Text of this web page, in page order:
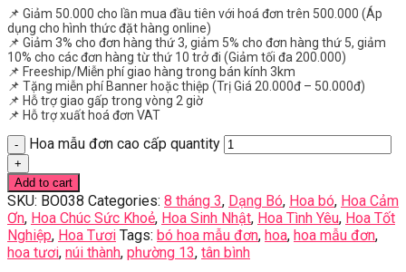
📌 Giảm 50.000 cho lần mua đầu tiên với hoá đơn trên 500.000 (Áp
dụng cho hình thức đặt hàng online)
📌 Giảm 3% cho đơn hàng thứ 3, giảm 5% cho đơn hàng thứ 5, giảm
10% cho các đơn hàng từ thứ 10 trở đi (Giảm tối đa 200.000)
📌 Freeship/Miễn phí giao hàng trong bán kính 3km
📌 Tặng miễn phí Banner hoặc thiệp (Trị Giá 20.000đ – 50.000đ)
📌 Hỗ trợ giao gấp trong vòng 2 giờ
📌 Hỗ trợ xuất hoá đơn VAT
Hoa mẫu đơn cao cấp quantity
Add to cart
SKU: BO038 Categories: 8 tháng 3, Dạng Bó, Hoa bó, Hoa Cảm
Ơn, Hoa Chúc Sức Khoẻ, Hoa Sinh Nhật, Hoa Tình Yêu, Hoa Tốt
Nghiệp, Hoa Tươi Tags: bó hoa mẫu đơn, hoa, hoa mẫu đơn,
hoa tươi, núi thành, phường 13, tân bình